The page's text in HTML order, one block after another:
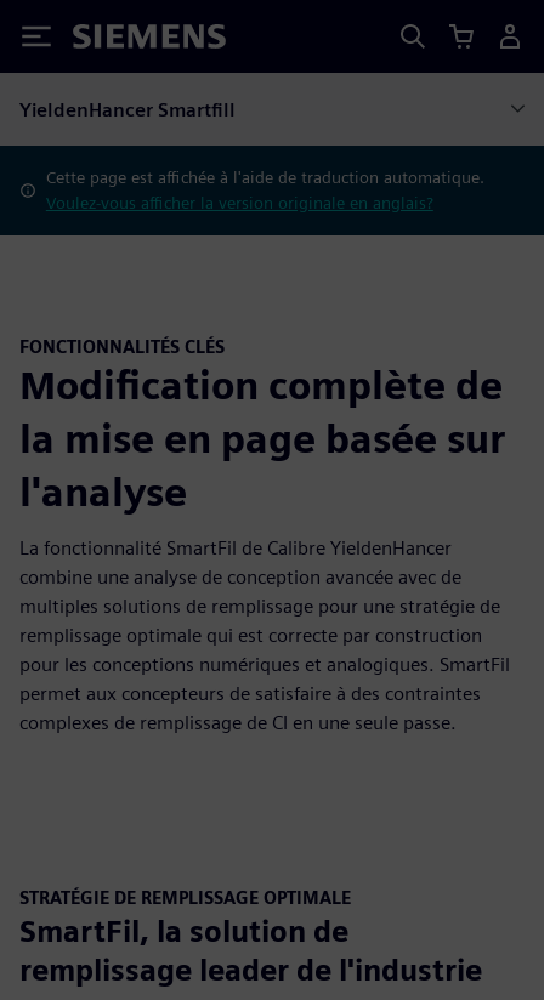
Siemens
YieldenHancer Smartfill
Cette page est affichée à l'aide de traduction automatique.
Voulez-vous afficher la version originale en anglais?
FONCTIONNALITÉS CLÉS
Modification complète de
la mise en page basée sur
l'analyse
La fonctionnalité SmartFil de Calibre YieldenHancer
combine une analyse de conception avancée avec de
multiples solutions de remplissage pour une stratégie de
remplissage optimale qui est correcte par construction
pour les conceptions numériques et analogiques. SmartFil
permet aux concepteurs de satisfaire à des contraintes
complexes de remplissage de CI en une seule passe.
STRATÉGIE DE REMPLISSAGE OPTIMALE
SmartFil, la solution de
remplissage leader de l'industrie